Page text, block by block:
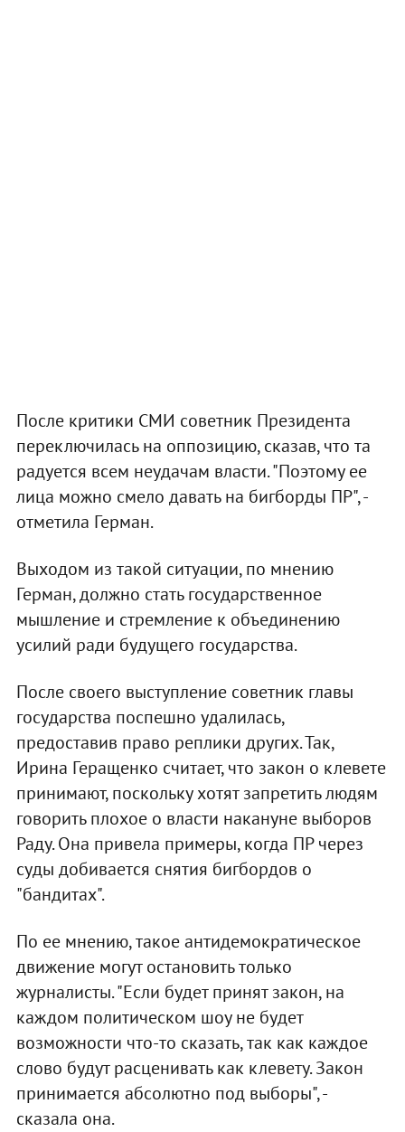
После критики СМИ советник Президента
переключилась на оппозицию, сказав, что та
радуется всем неудачам власти. "Поэтому ее
лица можно смело давать на бигборды ПР", -
отметила Герман.
Выходом из такой ситуации, по мнению
Герман, должно стать государственное
мышление и стремление к объединению
усилий ради будущего государства.
После своего выступление советник главы
государства поспешно удалилась,
предоставив право реплики других. Так,
Ирина Геращенко считает, что закон о клевете
принимают, поскольку хотят запретить людям
говорить плохое о власти накануне выборов
Раду. Она привела примеры, когда ПР через
суды добивается снятия бигбордов о
"бандитах".
По ее мнению, такое антидемократическое
движение могут остановить только
журналисты. "Если будет принят закон, на
каждом политическом шоу не будет
возможности что-то сказать, так как каждое
слово будут расценивать как клевету. Закон
принимается абсолютно под выборы", -
сказала она.